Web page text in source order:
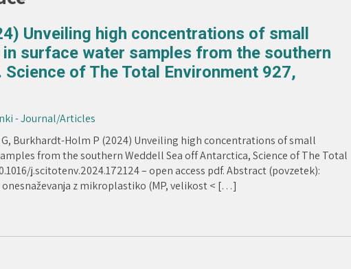
Unveiling high concentrations of small
surface water samples from the southern
of The Total Environment 927,
- Journal/Articles
G, Burkhardt-Holm P (2024) Unveiling high concentrations of small
from the southern Weddell Sea off Antarctica, Science of The Total
j.scitotenv.2024.172124 – open access pdf. Abstract (povzetek):
z mikroplastiko (MP, velikost < […]